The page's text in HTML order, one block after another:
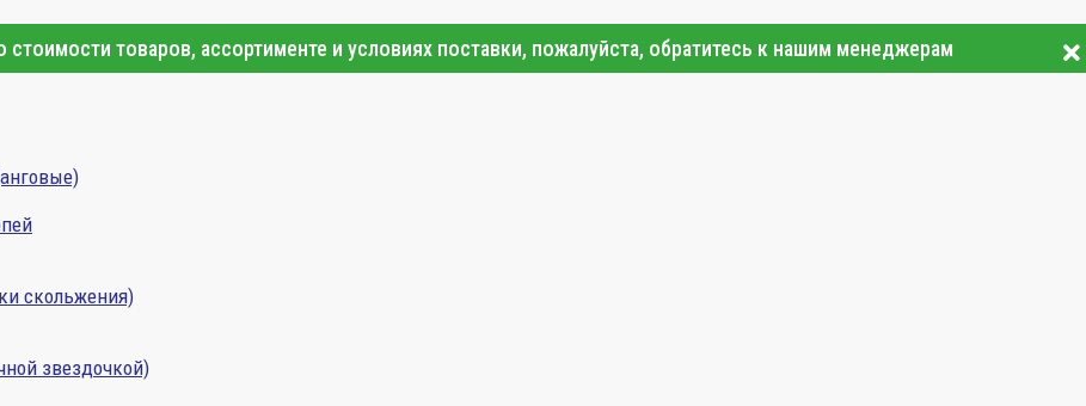
товаров, ассортименте и условиях поставки, пожалуйста, обратитесь к нашим менеджерам
скольжения)
звездочкой)